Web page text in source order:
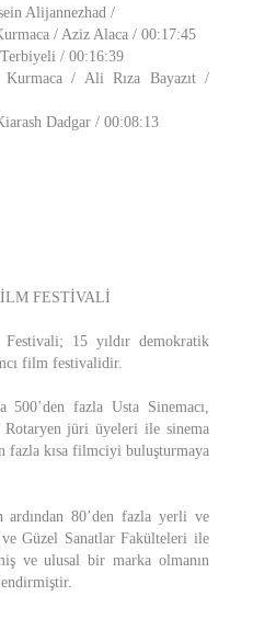
Alijannezhad /
/ Aziz Alaca / 00:17:45
/ 00:16:39
/ Ali Rıza Bayazıt /
Dadgar / 00:08:13
FESTİVALİ
15 yıldır demokratik
film festivalidir.
500’den fazla Usta Sinemacı,
Rotaryen jüri üyeleri ile sinema
fazla kısa filmciyi buluşturmaya
80’den fazla yerli ve
Güzel Sanatlar Fakülteleri ile
ve ulusal bir marka olmanın